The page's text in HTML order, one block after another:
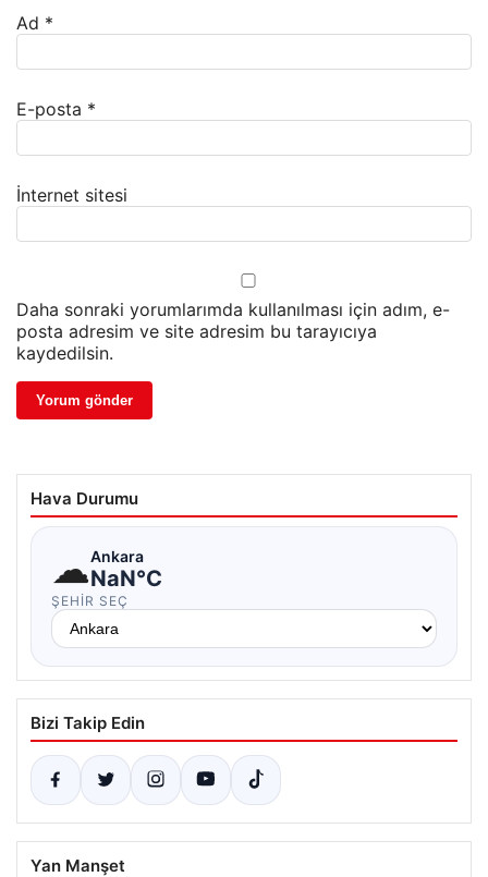
Ad *
E-posta *
İnternet sitesi
Daha sonraki yorumlarımda kullanılması için adım, e-
posta adresim ve site adresim bu tarayıcıya
kaydedilsin.
Hava Durumu
☁Ankara
NaN°C
ŞEHIR SEÇ
Bizi Takip Edin
Yan Manşet